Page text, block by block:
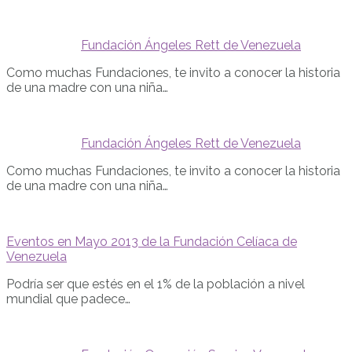
Fundación Ángeles Rett de Venezuela
Como muchas Fundaciones, te invito a conocer la historia
de una madre con una niña…
Fundación Ángeles Rett de Venezuela
Como muchas Fundaciones, te invito a conocer la historia
de una madre con una niña…
Eventos en Mayo 2013 de la Fundación Celíaca de
Venezuela
Podría ser que estés en el 1% de la población a nivel
mundial que padece…